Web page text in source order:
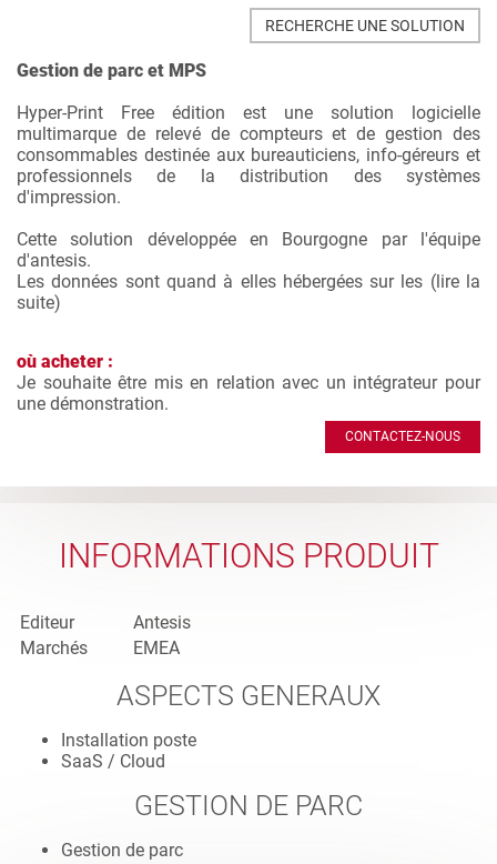
RECHERCHE UNE SOLUTION
Gestion de parc et MPS
Hyper-Print Free édition est une solution logicielle
multimarque de relevé de compteurs et de gestion des
consommables destinée aux bureauticiens, info-géreurs et
professionnels de la distribution des systèmes
d'impression.
Cette solution développée en Bourgogne par l'équipe
d'antesis.
Les données sont quand à elles hébergées sur les (lire la
suite)
où acheter :
Je souhaite être mis en relation avec un intégrateur pour
une démonstration.
CONTACTEZ-NOUS
INFORMATIONS PRODUIT
Editeur
Antesis
Marchés
EMEA
ASPECTS GENERAUX
Installation poste
SaaS / Cloud
GESTION DE PARC
Gestion de parc